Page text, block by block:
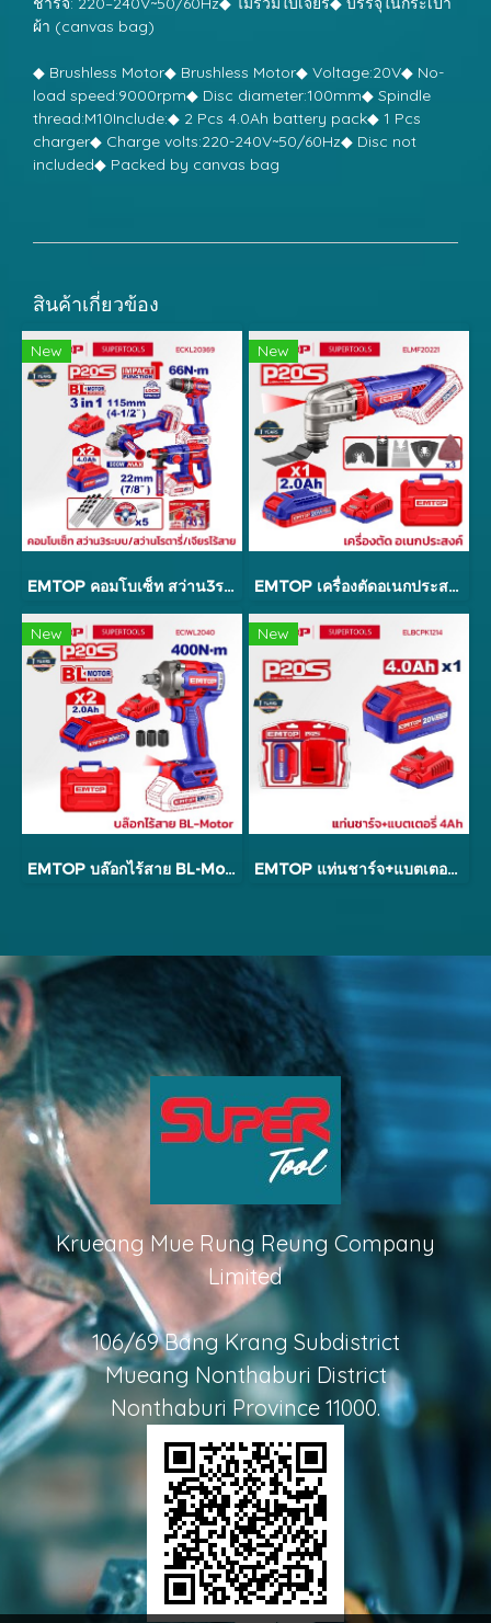
ผ้า (canvas bag)
◆ Brushless Motor◆ Brushless Motor◆ Voltage:20V◆ No-
load speed:9000rpm◆ Disc diameter:100mm◆ Spindle
thread:M10Include:◆ 2 Pcs 4.0Ah battery pack◆ 1 Pcs
charger◆ Charge volts:220-240V~50/60Hz◆ Disc not
included◆ Packed by canvas bag
สินค้าเกี่ยวข้อง
New
EMTOP คอมโบเซ็ท สว่าน3ระบบ/สว่านโรตารี่/เจียรไร้สาย รุ่น ECKL20369
New
EMTOP เครื่องตัดอเนกประสงค์ ขัด/ตัด/เจาะ รุ่น ELMF20221
New
EMTOP บล๊อกไร้สาย BL-Motor รุ่น ECIWL2040
New
EMTOP แท่นชาร์จ+แบตเตอรี่ 4Ah รุ่น ELBCPK1214
Krueang Mue Rung Reung Company
Limited
106/69 Bang Krang Subdistrict
Mueang Nonthaburi District
Nonthaburi Province 11000.